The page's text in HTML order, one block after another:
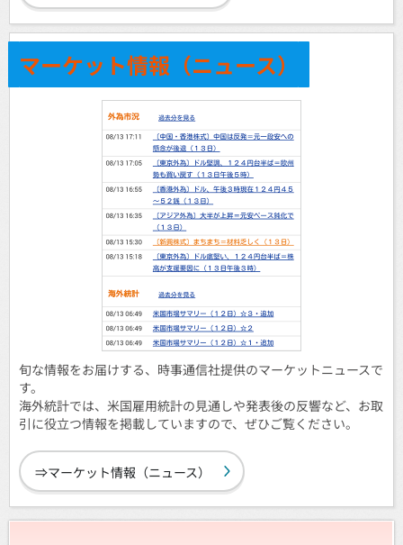
マーケット情報（ニュース）
旬な情報をお届けする、時事通信社提供のマーケットニュースで
す。
海外統計では、米国雇用統計の見通しや発表後の反響など、お取
引に役立つ情報を掲載していますので、ぜひご覧ください。
⇒マーケット情報（ニュース）